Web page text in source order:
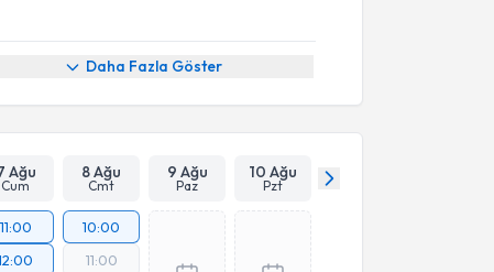
Daha Fazla Göster
Ağu
Cum
8 Ağu
Cmt
9 Ağu
Paz
10 Ağu
Pzt
11:00
10:00
11:00